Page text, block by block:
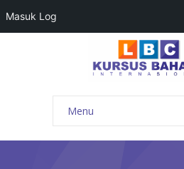
Menu
HOME
Masuk Log